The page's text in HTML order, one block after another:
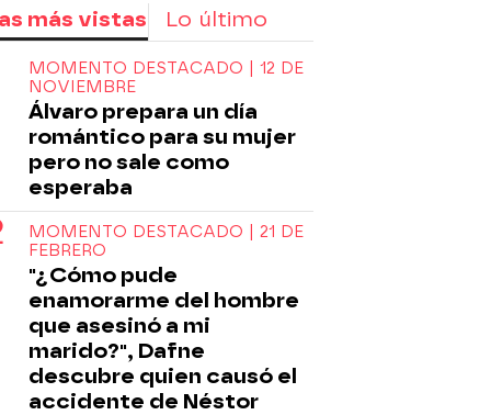
más vistas Lo último
MOMENTO DESTACADO | 12 DE
NOVIEMBRE
Álvaro prepara un día
romántico para su mujer
pero no sale como
esperaba
MOMENTO DESTACADO | 21 DE
FEBRERO
"¿Cómo pude
enamorarme del hombre
que asesinó a mi
marido?", Dafne
descubre quien causó el
accidente de Néstor